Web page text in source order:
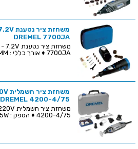
DREMEL 7700JA
7700JA ♦ אורך כללי : 175MM♦ מהי...
DREMEL 4200-4/75
4200-4/75 ♦ הספק : 175W♦ אורך ...